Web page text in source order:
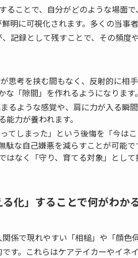
ることで、自分がどのような場面
明に可視化されます。多くの当事
記録として残すことで、その頻度
思考を挟む間もなく、反射的に相
な「隙間」を作れるようになります。
るような感覚や、肩に力が入る瞬
力が養われます。
ってしまった」という後悔を「今は
駄な自己嫌悪を減らすことが可能
はなく「守り、育てる対象」として
化」することで何がわか
係で現れやすい「相槌」や「顔色
す。これらはケアテイカーやイネ